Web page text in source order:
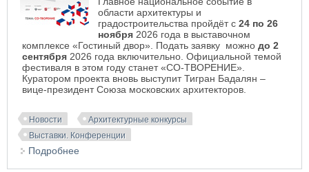
области архитектуры и
градостроительства пройдёт с 24 по 26
ноября 2026 года в выставочном
комплексе «Гостиный двор». Подать заявку можно до 2
сентября 2026 года включительно. Официальной темой
фестиваля в этом году станет «СО-ТВОРЕНИЕ».
Куратором проекта вновь выступит Тигран Бадалян –
вице-президент Союза московских архитекторов.
Новости
Архитектурные конкурсы
Выставки. Конференции
Подробнее